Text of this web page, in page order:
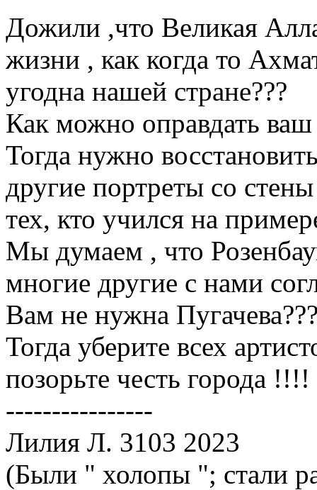
Дожили ,что Великая
жизни , как когда то
угодна нашей стране???
Как можно оправдать ваш
Тогда нужно
другие портреты со
тех, кто учился на
Мы думаем , что
многие другие с нами
Вам не нужна
Тогда уберите всех
позорьте честь города !!!!
----------------
Лилия Л. 3103 2023
(Были " холопы "; стали